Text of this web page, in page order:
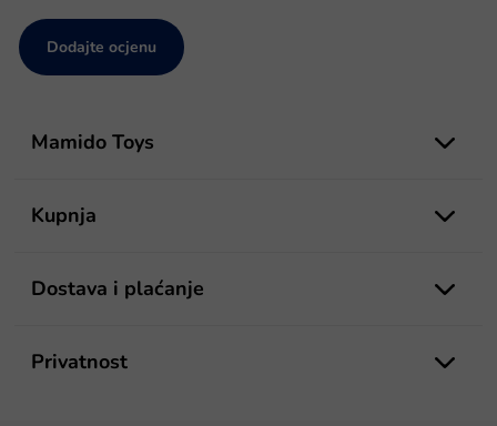
Dodajte ocjenu
Mamido Toys
Kupnja
Dostava i plaćanje
Privatnost